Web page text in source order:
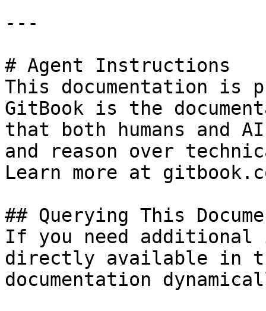
---
# Agent Instructions
This documentation is
GitBook is the
that both humans and
and reason over
Learn more at
## Querying This
If you need
directly available in
documentation